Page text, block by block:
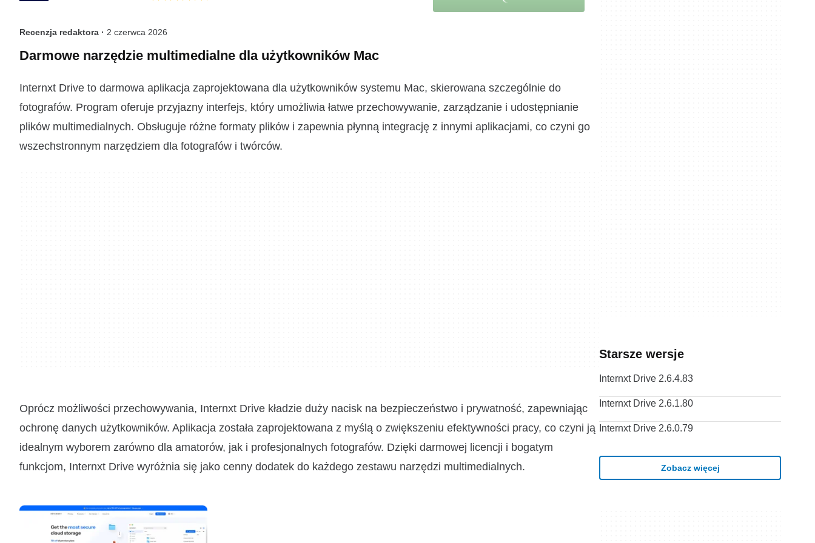
Recenzja redaktora · 2 czerwca 2026
Darmowe narzędzie multimedialne dla użytkowników Mac
Internxt Drive to darmowa aplikacja zaprojektowana dla użytkowników systemu Mac, skierowana szczególnie do
fotografów. Program oferuje przyjazny interfejs, który umożliwia łatwe przechowywanie, zarządzanie i udostępnianie
plików multimedialnych. Obsługuje różne formaty plików i zapewnia płynną integrację z innymi aplikacjami, co czyni go
wszechstronnym narzędziem dla fotografów i twórców.
Oprócz możliwości przechowywania, Internxt Drive kładzie duży nacisk na bezpieczeństwo i prywatność, zapewniając
ochronę danych użytkowników. Aplikacja została zaprojektowana z myślą o zwiększeniu efektywności pracy, co czyni ją
idealnym wyborem zarówno dla amatorów, jak i profesjonalnych fotografów. Dzięki darmowej licencji i bogatym
funkcjom, Internxt Drive wyróżnia się jako cenny dodatek do każdego zestawu narzędzi multimedialnych.
Starsze wersje
Internxt Drive 2.6.4.83
Internxt Drive 2.6.1.80
Internxt Drive 2.6.0.79
Zobacz więcej